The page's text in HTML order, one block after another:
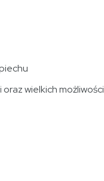
wielkich możliwości